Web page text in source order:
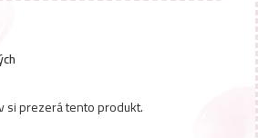
si prezerá tento produkt.